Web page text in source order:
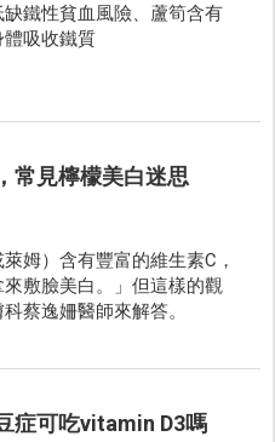
鐵性貧血風險、蘆筍含有
吸收鐵質
常見檸檬美白迷思
姆）含有豐富的維生素C，
敷臉美白。」但這樣的觀
蔡逸姍醫師來解答。
症可吃vitamin D3嗎